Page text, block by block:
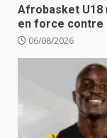
Afrobasket U18
en force contre
06/08/2026